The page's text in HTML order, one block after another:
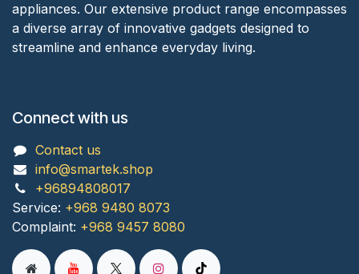
appliances. Our extensive product range encompasses
a diverse array of innovative gadgets designed to
streamline and enhance everyday living.
Connect with us
Contact us
info@smartek.shop
+96894808017
Service: +968 9480 8073
Complaint: +968 9457 8080